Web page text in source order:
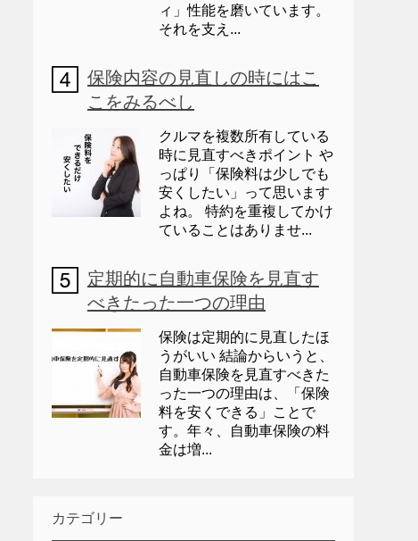
ィ」性能を磨いています。
それを支え...
保険内容の見直しの時にはこ
こをみるべし
クルマを複数所有している
時に見直すべきポイント や
っぱり「保険料は少しでも
安くしたい」って思います
よね。 特約を重複してかけ
ていることはありませ...
定期的に自動車保険を見直す
べきたった一つの理由
保険は定期的に見直したほ
うがいい 結論からいうと、
自動車保険を見直すべきた
った一つの理由は、「保険
料を安くできる」ことで
す。年々、自動車保険の料
金は増...
カテゴリー